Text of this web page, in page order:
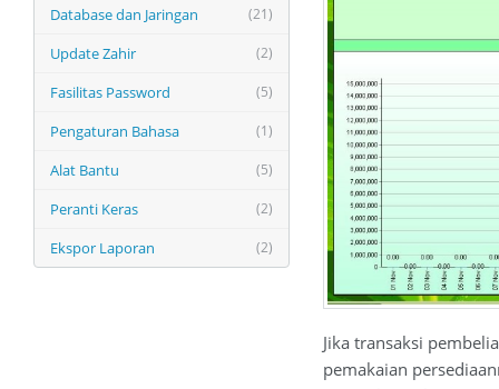
(21)
Database dan Jaringan
(2)
Update Zahir
(5)
Fasilitas Password
(1)
Pengaturan Bahasa
(5)
Alat Bantu
(2)
Peranti Keras
(2)
Ekspor Laporan
Jika transaksi
pemakaian